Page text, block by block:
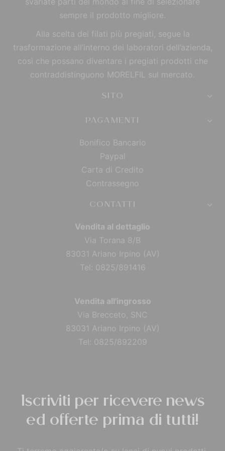
sempre il prodotto migliore.
Alla scelta dei filati più pregiati, segue la
trasformazione all’interno dei laboratori dell’azienda,
così che possano diventare i pregiati prodotti che
contraddistinguono MORELFIL sul mercato.
SITO
PAGAMENTI
Bonifico Bancario
Paypal
Carta di Credito
Contrassegno
CONTATTI
Vendita al dettaglio
Via Torana 8/B
83031 Ariano Irpino (AV)
Tel: 0825/891416
Vendita all'ingrosso
Via Brecceto, SNC
83031 Ariano Irpino (AV)
Tel: 0825/892209
Iscriviti per ricevere news
ed offerte prima di tutti!